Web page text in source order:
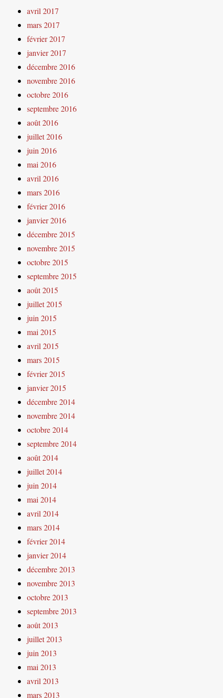
avril 2017
mars 2017
février 2017
janvier 2017
décembre 2016
novembre 2016
octobre 2016
septembre 2016
août 2016
juillet 2016
juin 2016
mai 2016
avril 2016
mars 2016
février 2016
janvier 2016
décembre 2015
novembre 2015
octobre 2015
septembre 2015
août 2015
juillet 2015
juin 2015
mai 2015
avril 2015
mars 2015
février 2015
janvier 2015
décembre 2014
novembre 2014
octobre 2014
septembre 2014
août 2014
juillet 2014
juin 2014
mai 2014
avril 2014
mars 2014
février 2014
janvier 2014
décembre 2013
novembre 2013
octobre 2013
septembre 2013
août 2013
juillet 2013
juin 2013
mai 2013
avril 2013
mars 2013